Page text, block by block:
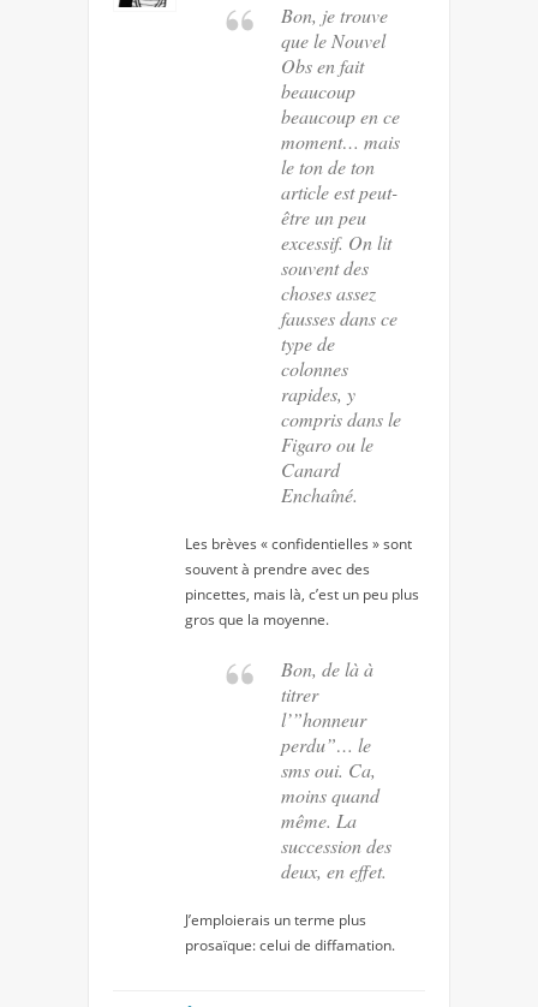
Bon, je trouve
que le Nouvel
Obs en fait
beaucoup
beaucoup en ce
moment… mais
le ton de ton
article est peut-
être un peu
excessif. On lit
souvent des
choses assez
fausses dans ce
type de
colonnes
rapides, y
compris dans le
Figaro ou le
Canard
Enchaîné.
Les brèves « confidentielles » sont
souvent à prendre avec des
pincettes, mais là, c’est un peu plus
gros que la moyenne.
Bon, de là à
titrer
l’”honneur
perdu”… le
sms oui. Ca,
moins quand
même. La
succession des
deux, en effet.
J’emploierais un terme plus
prosaïque: celui de diffamation.